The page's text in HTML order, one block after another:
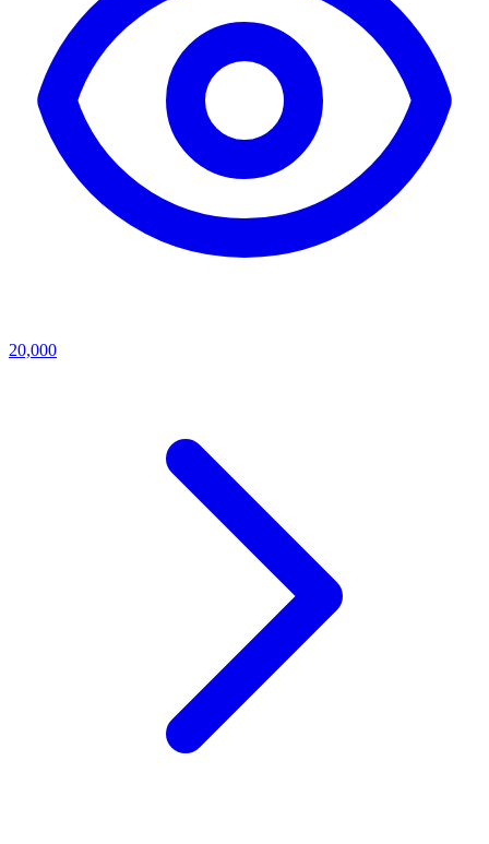
20,000